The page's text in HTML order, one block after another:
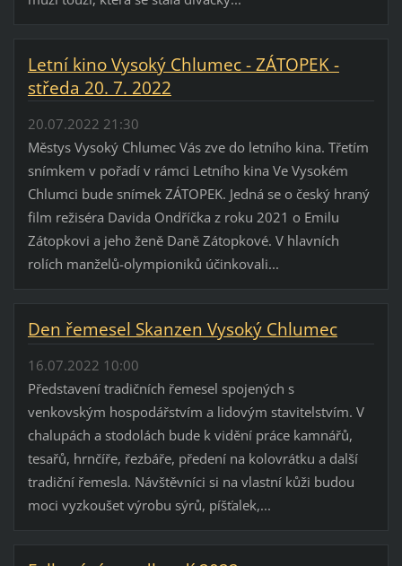
Letní kino Vysoký Chlumec - ZÁTOPEK -
středa 20. 7. 2022
20.07.2022 21:30
Městys Vysoký Chlumec Vás zve do letního kina. Třetím
snímkem v pořadí v rámci Letního kina Ve Vysokém
Chlumci bude snímek ZÁTOPEK. Jedná se o český hraný
film režiséra Davida Ondříčka z roku 2021 o Emilu
Zátopkovi a jeho ženě Daně Zátopkové. V hlavních
rolích manželů-olympioniků účinkovali...
Den řemesel Skanzen Vysoký Chlumec
16.07.2022 10:00
Představení tradičních řemesel spojených s
venkovským hospodářstvím a lidovým stavitelstvím. V
chalupách a stodolách bude k vidění práce kamnářů,
tesařů, hrnčíře, řezbáře, předení na kolovrátku a další
tradiční řemesla. Návštěvníci si na vlastní kůži budou
moci vyzkoušet výrobu sýrů, píšťalek,...